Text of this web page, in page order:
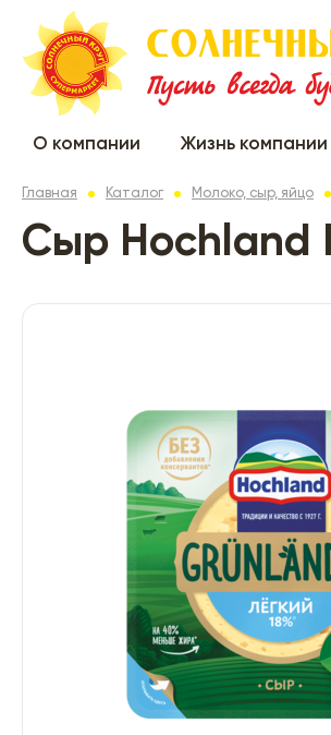
О компании Жизнь компании
Главная Каталог Молоко, сыр, яйцо
Сыр Hochland